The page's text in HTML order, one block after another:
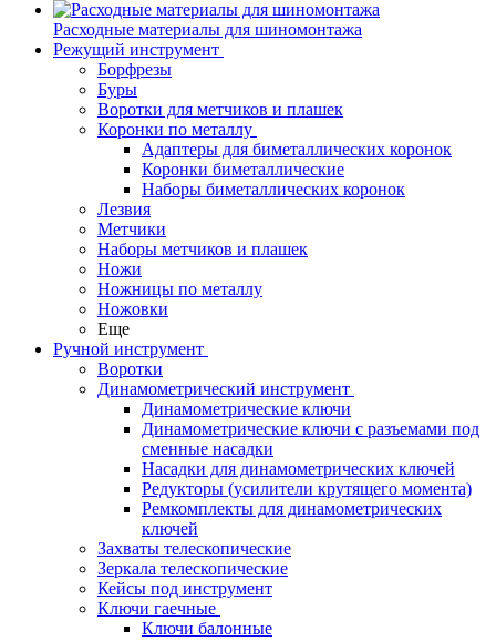
Расходные материалы для шиномонтажа
Режущий инструмент
Борфрезы
Буры
Воротки для метчиков и плашек
Коронки по металлу
Адаптеры для биметаллических коронок
Коронки биметаллические
Наборы биметаллических коронок
Лезвия
Метчики
Наборы метчиков и плашек
Ножи
Ножницы по металлу
Ножовки
Еще
Ручной инструмент
Воротки
Динамометрический инструмент
Динамометрические ключи
Динамометрические ключи с разъемами под
сменные насадки
Насадки для динамометрических ключей
Редукторы (усилители крутящего момента)
Ремкомплекты для динамометрических
ключей
Захваты телескопические
Зеркала телескопические
Кейсы под инструмент
Ключи гаечные
Ключи балонные